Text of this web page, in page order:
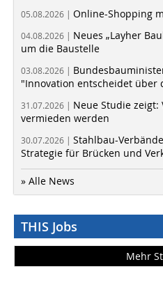
05.08.2026 | Online-Shopping
04.08.2026 | Neues „Layher
um die Baustelle
03.08.2026 |
"Innovation entscheidet über
31.07.2026 | Neue Studie
vermieden werden
30.07.2026 | Stahlbau-
Strategie für Brücken und
» Alle News
THIS Jobs
Mehr